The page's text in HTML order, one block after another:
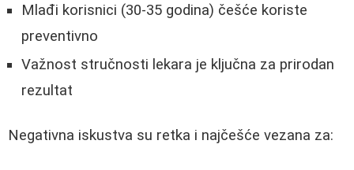
Mlađi korisnici (30-35 godina) češće koriste
preventivno
Važnost stručnosti lekara je ključna za prirodan
rezultat
Negativna iskustva su retka i najčešće vezana za: